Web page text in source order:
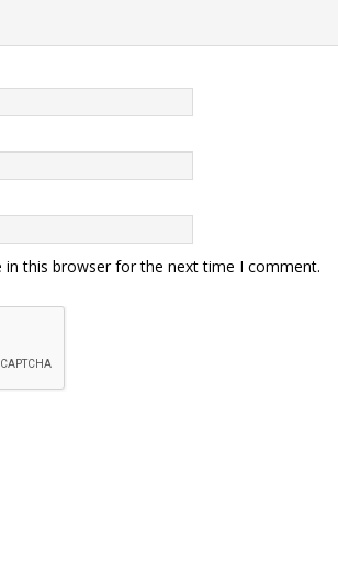
in this browser for the next time I comment.